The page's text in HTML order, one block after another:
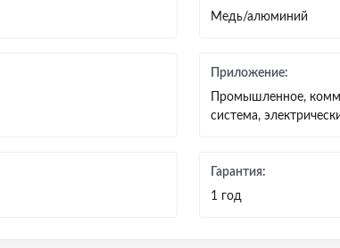
Медь/алюминий
Приложение:
Промышленное,
система,
Гарантия:
1 год